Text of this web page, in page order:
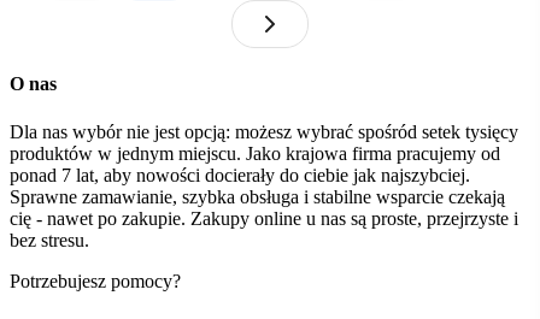
O nas
Dla nas wybór nie jest opcją: możesz wybrać spośród setek tysięcy
produktów w jednym miejscu. Jako krajowa firma pracujemy od
ponad 7 lat, aby nowości docierały do ciebie jak najszybciej.
Sprawne zamawianie, szybka obsługa i stabilne wsparcie czekają
cię - nawet po zakupie. Zakupy online u nas są proste, przejrzyste i
bez stresu.
Potrzebujesz pomocy?